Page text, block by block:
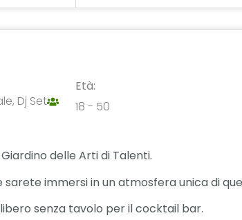
Dj Set
Età:
18 - 50
delle Arti di Talenti.
immersi in un atmosfera unica di
senza tavolo per il cocktail bar.